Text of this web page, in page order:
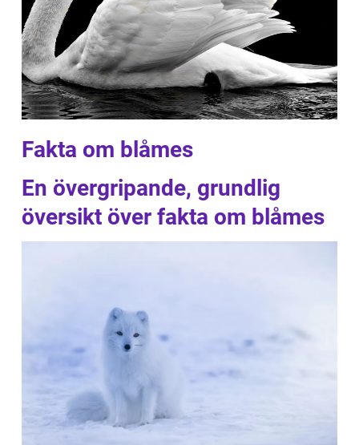
Fakta om blåmes
En övergripande, grundlig
översikt över fakta om blåmes